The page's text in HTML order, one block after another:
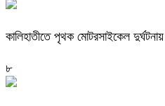
কালিহাতীতে পৃথক মোটরসাইকেল
৮